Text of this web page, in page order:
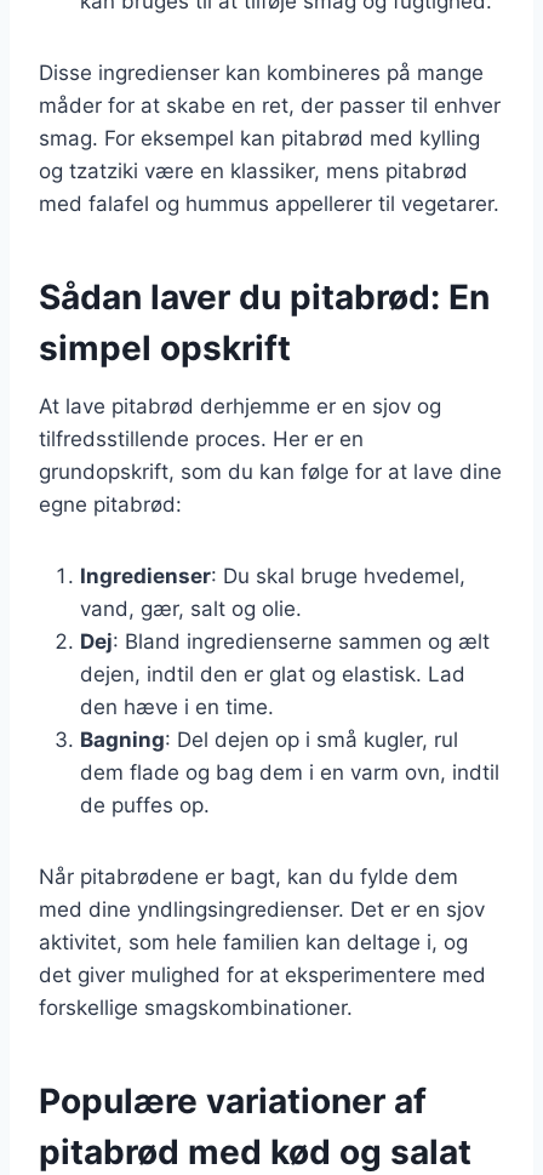
Disse ingredienser kan kombineres på mange
måder for at skabe en ret, der passer til enhver
smag. For eksempel kan pitabrød med kylling
og tzatziki være en klassiker, mens pitabrød
med falafel og hummus appellerer til vegetarer.
Sådan laver du pitabrød: En
simpel opskrift
At lave pitabrød derhjemme er en sjov og
tilfredsstillende proces. Her er en
grundopskrift, som du kan følge for at lave dine
egne pitabrød:
Ingredienser: Du skal bruge hvedemel,
vand, gær, salt og olie.
Dej: Bland ingredienserne sammen og ælt
dejen, indtil den er glat og elastisk. Lad
den hæve i en time.
Bagning: Del dejen op i små kugler, rul
dem flade og bag dem i en varm ovn, indtil
de puffes op.
Når pitabrødene er bagt, kan du fylde dem
med dine yndlingsingredienser. Det er en sjov
aktivitet, som hele familien kan deltage i, og
det giver mulighed for at eksperimentere med
forskellige smagskombinationer.
Populære variationer af
pitabrød med kød og salat